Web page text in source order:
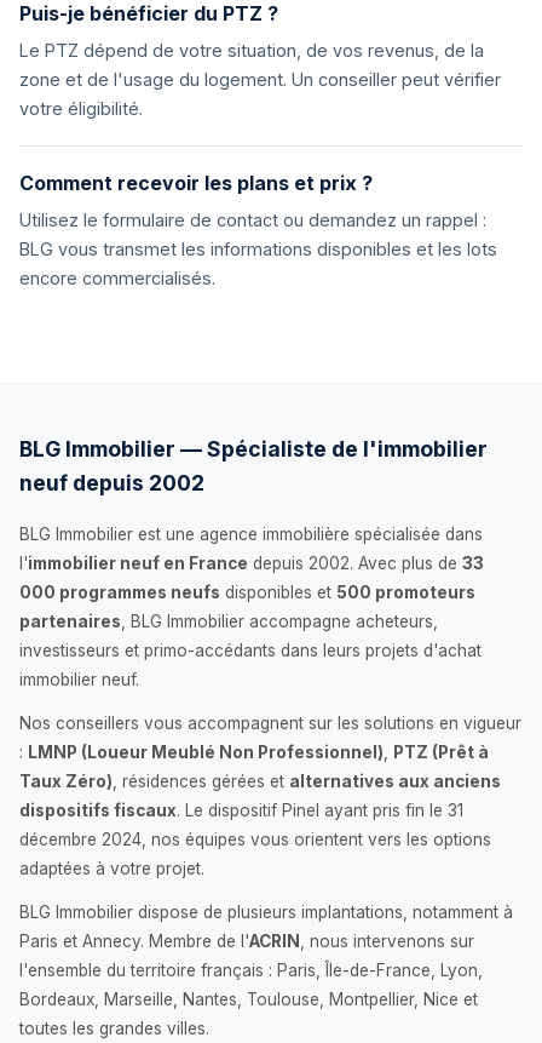
Puis-je bénéficier du PTZ ?
Le PTZ dépend de votre situation, de vos revenus, de la
zone et de l'usage du logement. Un conseiller peut vérifier
votre éligibilité.
Comment recevoir les plans et prix ?
Utilisez le formulaire de contact ou demandez un rappel :
BLG vous transmet les informations disponibles et les lots
encore commercialisés.
BLG Immobilier — Spécialiste de l'immobilier
neuf depuis 2002
BLG Immobilier est une agence immobilière spécialisée dans
l'immobilier neuf en France depuis 2002. Avec plus de 33
000 programmes neufs disponibles et 500 promoteurs
partenaires , BLG Immobilier accompagne acheteurs,
investisseurs et primo-accédants dans leurs projets d'achat
immobilier neuf.
Nos conseillers vous accompagnent sur les solutions en vigueur
: LMNP (Loueur Meublé Non Professionnel)
PTZ (Prêt à
Taux Zéro) , résidences gérées et alternatives aux anciens
dispositifs fiscaux. Le dispositif Pinel ayant pris fin le 31
décembre 2024, nos équipes vous orientent vers les options
adaptées à votre projet.
BLG Immobilier dispose de plusieurs implantations, notamment à
Paris et Annecy. Membre de l'ACRIN
, nous intervenons sur
l'ensemble du territoire français : Paris, Île-de-France, Lyon,
Bordeaux, Marseille, Nantes, Toulouse, Montpellier, Nice et
toutes les grandes villes.